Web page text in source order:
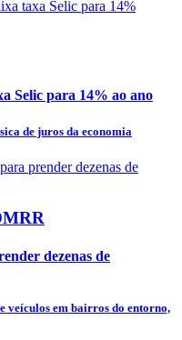
Selic para 14% ao ano
de juros da economia
dezenas de
veículos em bairros do entorno,